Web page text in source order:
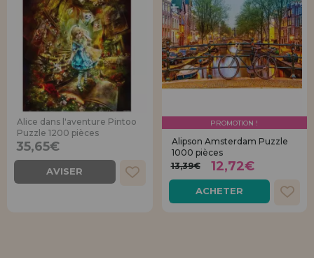
Alice dans l'aventure Pintoo
Puzzle 1200 pièces
35,65€
AVISER
PROMOTION !
Alipson Amsterdam Puzzle
1000 pièces
13,39€
12,72€
ACHETER